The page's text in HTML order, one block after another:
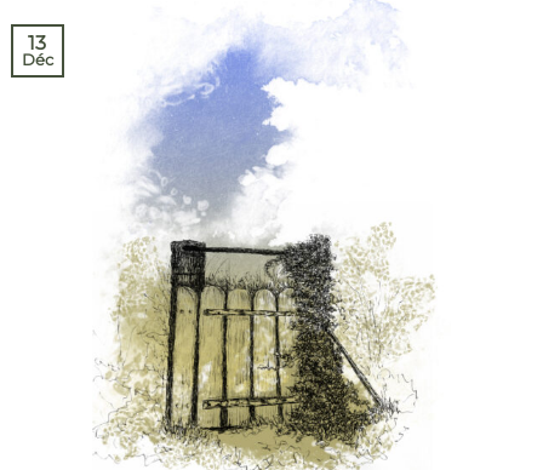
13
Déc